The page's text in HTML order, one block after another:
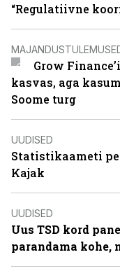
“Regulatiivne
Grow
kasvas, aga
Soome turg
UUDISED
Statistikaameti
Kajak
UUDISED
Uus TSD kord
parandama kohe,